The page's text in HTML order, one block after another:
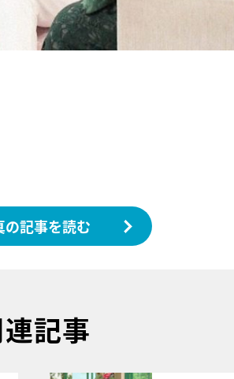
の記事を読む
記事